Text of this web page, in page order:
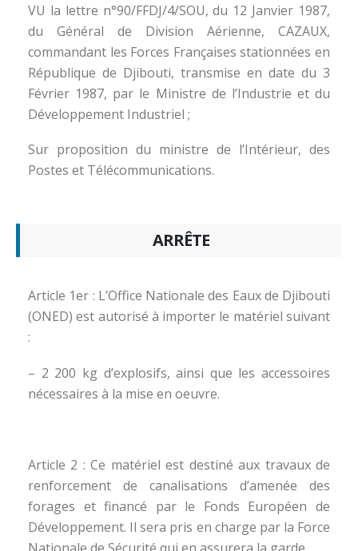
VU la lettre n°90/FFDJ/4/SOU, du 12 Janvier 1987,
du Général de Division Aérienne, CAZAUX,
commandant les Forces Françaises stationnées en
République de Djibouti, transmise en date du 3
Février 1987, par le Ministre de l’Industrie et du
Développement Industriel ;
Sur proposition du ministre de l’Intérieur, des
Postes et Télécommunications.
ARRÊTE
Article 1er : L’Office Nationale des Eaux de Djibouti
(ONED) est autorisé à importer le matériel suivant
:
– 2 200 kg d’explosifs, ainsi que les accessoires
nécessaires à la mise en oeuvre.
Article 2 : Ce matériel est destiné aux travaux de
renforcement de canalisations d’amenée des
forages et financé par le Fonds Européen de
Développement. Il sera pris en charge par la Force